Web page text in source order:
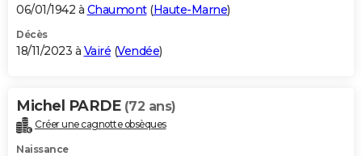
06/01/1942 à Chaumont(Haute-Marne)
Décès
18/11/2023 à Vairé (Vendée)
Michel PARDE (72 ans)
Créer une cagnotte obsèques
Naissance